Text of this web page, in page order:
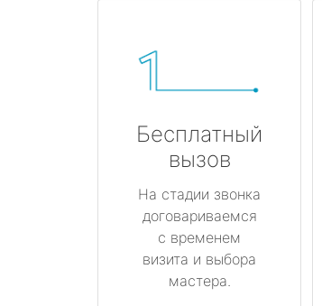
Бесплатный
вызов
На стадии звонка
договариваемся
с временем
визита и выбора
мастера.